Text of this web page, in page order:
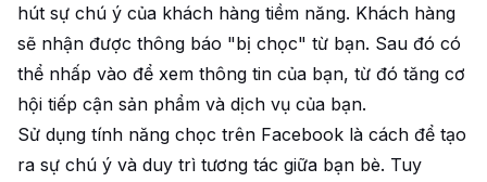
hút sự chú ý của khách hàng tiềm năng. Khách hàng
sẽ nhận được thông báo "bị chọc" từ bạn. Sau đó có
thể nhấp vào để xem thông tin của bạn, từ đó tăng cơ
hội tiếp cận sản phẩm và dịch vụ của bạn.
Sử dụng tính năng chọc trên Facebook là cách để tạo
ra sự chú ý và duy trì tương tác giữa bạn bè. Tuy